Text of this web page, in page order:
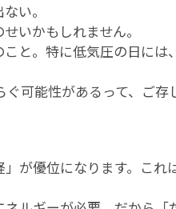
い。
いかもしれません。
と。特に低気圧の日に
可能性があるって、ご存
が優位になります。こ